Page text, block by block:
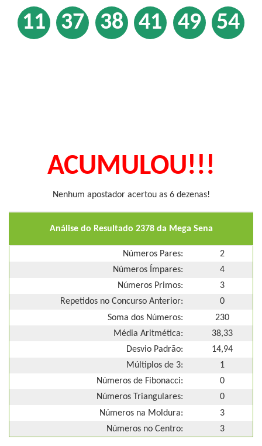
11 37 38 41 49 54
ACUMULOU!!!
Nenhum apostador acertou as 6 dezenas!
Análise do Resultado 2378 da Mega Sena
Números Pares:
2
Números Ímpares:
4
Números Primos:
3
Repetidos no Concurso Anterior:
0
Soma dos Números:
230
Média Aritmética:
38,33
Desvio Padrão:
14,94
Múltiplos de 3:
1
Números de Fibonacci:
0
Números Triangulares:
0
Números na Moldura:
3
Números no Centro:
3